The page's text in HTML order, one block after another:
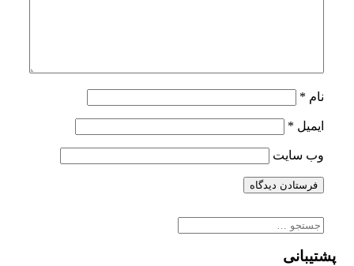
*
ایمیل*
وب‌ سایت
جستجو
پشتیبانی